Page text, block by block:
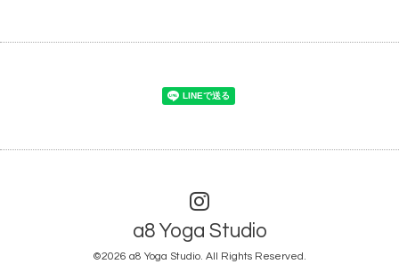
a8 Yoga Studio
©2026 a8 Yoga Studio. All Rights Reserved.